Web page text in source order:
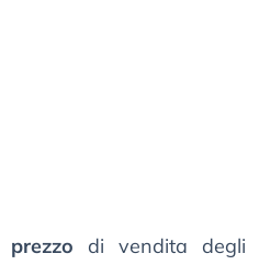
prezzo di vendita degli